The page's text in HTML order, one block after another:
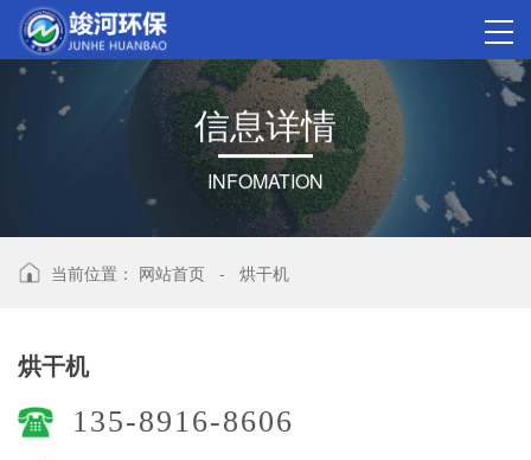
信息详情
INFOMATION
当前位置： 网站首页 - 烘干机
烘干机
135-8916-8606